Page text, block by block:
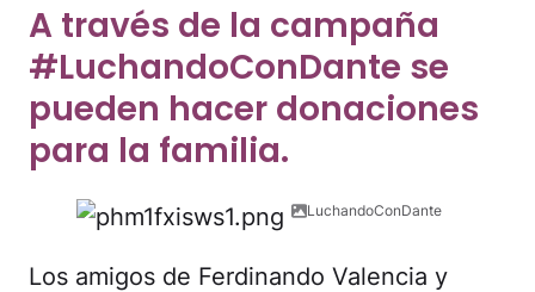
A través de la campaña
#LuchandoConDante se
pueden hacer donaciones
para la familia.
LuchandoConDante
Los amigos de Ferdinando Valencia y